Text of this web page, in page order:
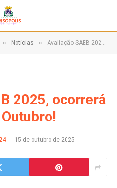
» Notícias » Avaliação SAEB 2025, ocorrerá dia 20 a 27 de Outubro!
2025, ocorrerá
15 de outubro de 2025